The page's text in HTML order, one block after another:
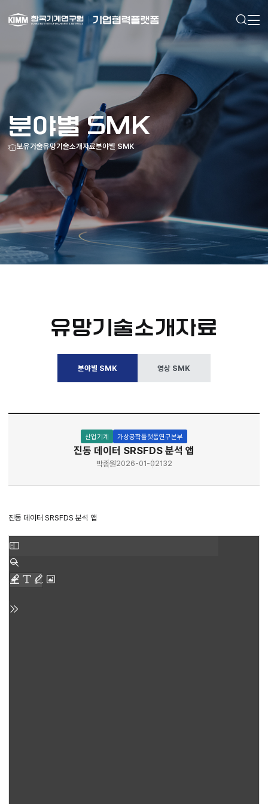
메인으로
이동
검색
분야별 SMK
홈 보유기술유망기술소개자료분야별 SMK
유망기술소개자료
분야별 SMK 영상 SMK
산업기계 가상공학플랫폼연구본부
진동 데이터 SRSFDS 분석 앱
박종원2026-01-02132
진동 데이터 SRSFDS 분석 앱